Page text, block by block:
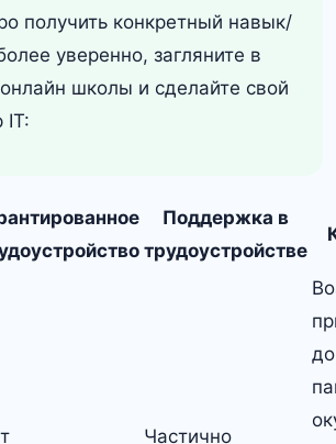
получить конкретный навык/
уверенно, загляните в
школы и сделайте свой
IT:
Поддержка в
трудоустройстве
Частично